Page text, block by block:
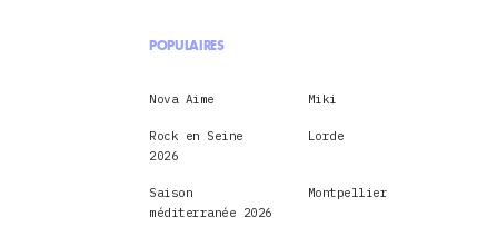
POPULAIRES
Nova Aime Miki
Rock en Seine
2026
Lorde
Saison
méditerranée 2026
Montpellier